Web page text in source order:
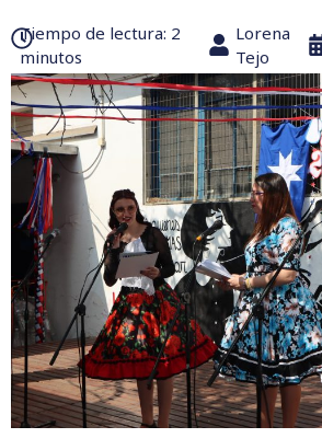
Tiempo de lectura:‎ 2
minutos
Lorena
Tejo